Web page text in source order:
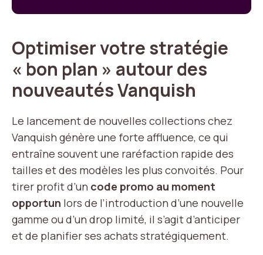
Optimiser votre stratégie
« bon plan » autour des
nouveautés Vanquish
Le lancement de nouvelles collections chez
Vanquish génère une forte affluence, ce qui
entraîne souvent une raréfaction rapide des
tailles et des modèles les plus convoités. Pour
tirer profit d’un code promo au moment
opportun lors de l’introduction d’une nouvelle
gamme ou d’un drop limité, il s’agit d’anticiper
et de planifier ses achats stratégiquement.